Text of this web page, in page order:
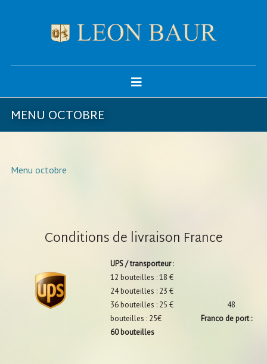
MENU OCTOBRE
Menu octobre
Conditions de livraison France
UPS / transporteur:
12 bouteilles : 18 €
24 bouteilles : 23 €
36 bouteilles : 25 € 48
bouteilles : 25€
Franco de port :
60 bouteilles